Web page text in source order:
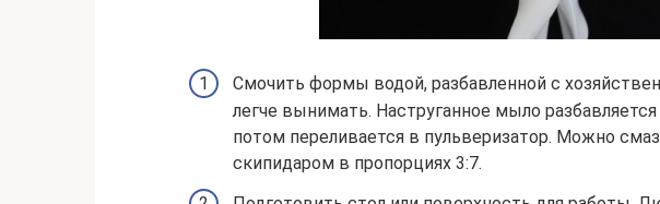
Смочить формы водой, разбавленной с
легче вынимать. Наструганное мыло
потом переливается в пульверизатор. Можно
скипидаром в пропорциях 3:7.